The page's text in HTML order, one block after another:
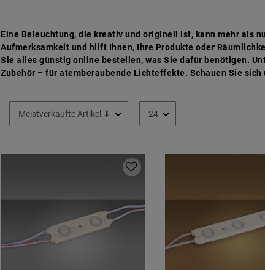
Eine Beleuchtung, die kreativ und originell ist, kann mehr als
Aufmerksamkeit und hilft Ihnen, Ihre Produkte oder
Sie alles günstig online bestellen, was Sie dafür benötigen.
Zubehör – für atemberaubende Lichteffekte. Schauen Sie sich